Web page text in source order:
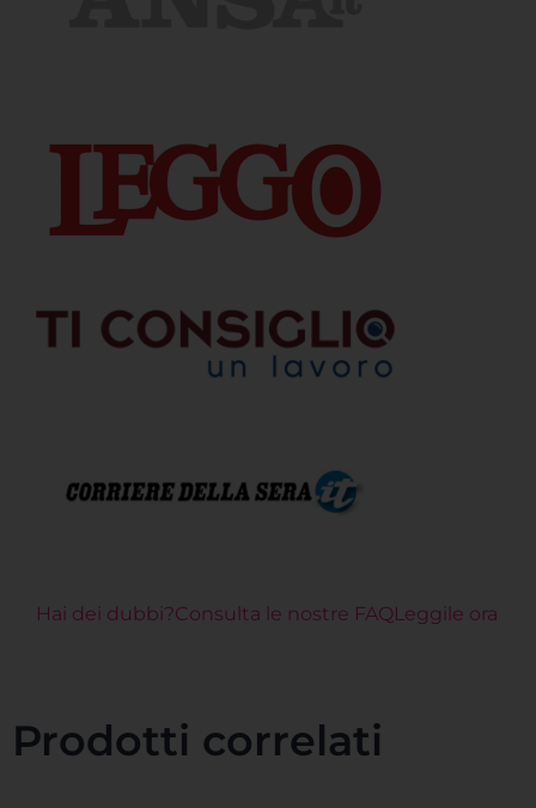
Hai dei dubbi?Consulta le nostre FAQLeggile ora
Prodotti correlati